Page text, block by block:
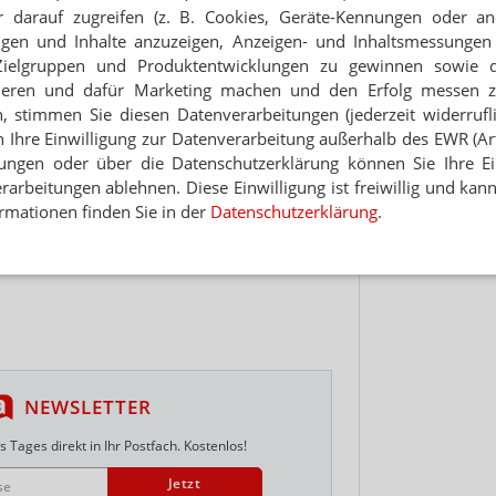
zugreifen (z. B. Cookies, Geräte-Kennungen oder
und Inhalte anzuzeigen, Anzeigen- und
und Produktentwicklungen zu gewinnen sowie
und dafür Marketing machen und den Erfolg messen
stimmen Sie diesen Datenverarbeitungen (jederzeit
Ihre Einwilligung zur Datenverarbeitung außerhalb des EWR
oder über die Datenschutzerklärung können Sie Ihre
ablehnen. Diese Einwilligung ist freiwillig und
finden Sie in der Datenschutzerklärung.
in den 1990er Jahren und dem Verkauf
kamen die inhabergeführten
einen Marktanteil von rund 10 Prozent. Etwas
gegründete Verbund Pharma Privat jetzt
Marktanteile und kommt damit auf
liegt mit rund 28 Prozent vorn, hinter der
Prozent sowie die Sanacorp mit 15 Prozent
Der Newcomer AEP spielt diesbezüglich noch
NEWSLETTER
Tages direkt in Ihr Postfach. Kostenlos!
Jetzt